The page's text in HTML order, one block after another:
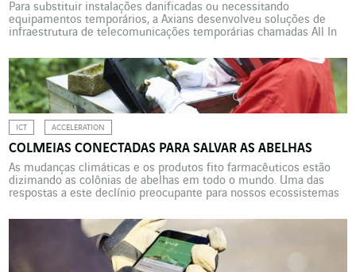
Para substituir instalações danificadas ou necessitando
equipamentos temporários, a Axians desenvolveu soluções de
infraestrutura de telecomunicações temporárias chamadas All In
impacto ambiental. Incêndios, desastres naturais, avarias… os
desastres envolvendo infraestruturas de telecomunicações é que
não faltam. Para remediar estes casos, existem as torres
telescópicas rebocadas, […]
ICT ACCELERATION
COLMEIAS CONECTADAS PARA SALVAR AS ABELHAS
As mudanças climáticas e os produtos fito farmacêuticos estão
dizimando as colônias de abelhas em todo o mundo. Uma das
respostas a este declínio preocupante para nossos ecossistemas
Axians e a start-up Label Abeille. O desaparecimento das abelhas
é um fato identificado em todo o […]